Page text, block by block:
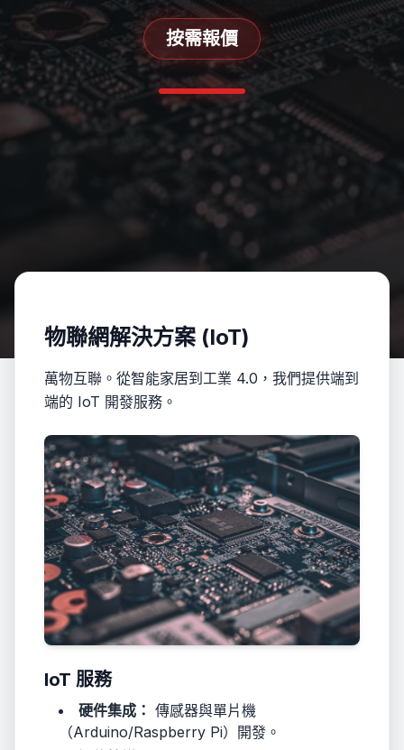
按需報價
物聯網解決方案 (IoT)
萬物互聯。從智能家居到工業 4.0，我們提供端到
端的 IoT 開發服務。
IoT 服務
硬件集成： 傳感器與單片機
（Arduino/Raspberry Pi）開發。